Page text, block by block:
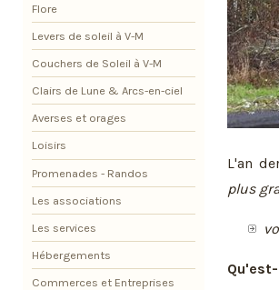
L'an
plus
Flore
Levers de soleil à V-M
Couchers de Soleil à V-M
Clairs de Lune & Arcs-en-ciel
Averses et orages
Loisirs
Promenades - Randos
Les associations
Les services
Hébergements
Commerces et Entreprises